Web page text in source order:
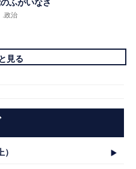
ふがいなさ
.政治
見る